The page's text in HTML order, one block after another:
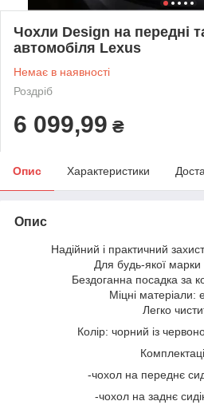
Чохли Design на передні
автомобіля Lexus
Немає в наявності
Роздріб
6 099,99 ₴
Опис Характеристики
Опис
Надійний і практичний
Для будь-якої марки
Бездоганна посадка за
Міцні матеріали:
Легко
Колір: чорний із
-чохол на переднє
-чохол на заднє